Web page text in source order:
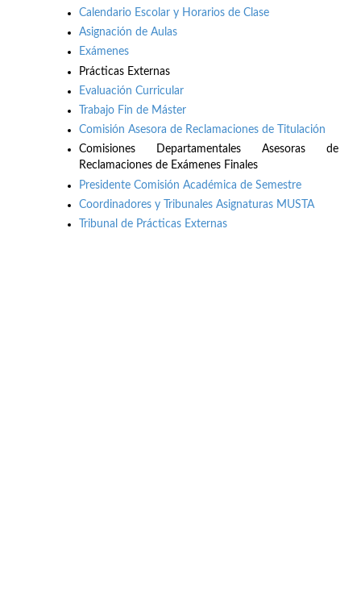
Calendario Escolar y Horarios de Clase
Asignación de Aulas
Exámenes
Prácticas Externas
Evaluación Curricular
Trabajo Fin de Máster
Comisión Asesora de Reclamaciones de Titulación
Comisiones Departamentales Asesoras de
Reclamaciones de Exámenes Finales
Presidente Comisión Académica de Semestre
Coordinadores y Tribunales Asignaturas MUSTA
Tribunal de Prácticas Externas